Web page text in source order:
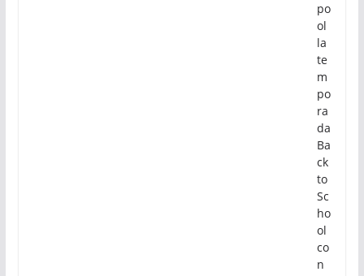
po
ol
la
te
m
po
ra
da
Ba
ck
to
Sc
ho
ol
co
n